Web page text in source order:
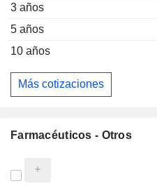
3 años
5 años
10 años
Más cotizaciones
Farmacéuticos - Otros